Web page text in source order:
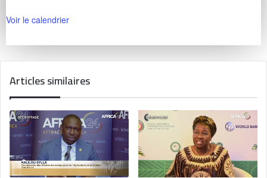
Voir le calendrier
Articles similaires